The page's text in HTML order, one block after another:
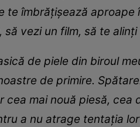
te îmbrățișează
vezi un film, să te
de piele din biroul
de primire.
cea mai nouă piesă,
a nu atrage tentația